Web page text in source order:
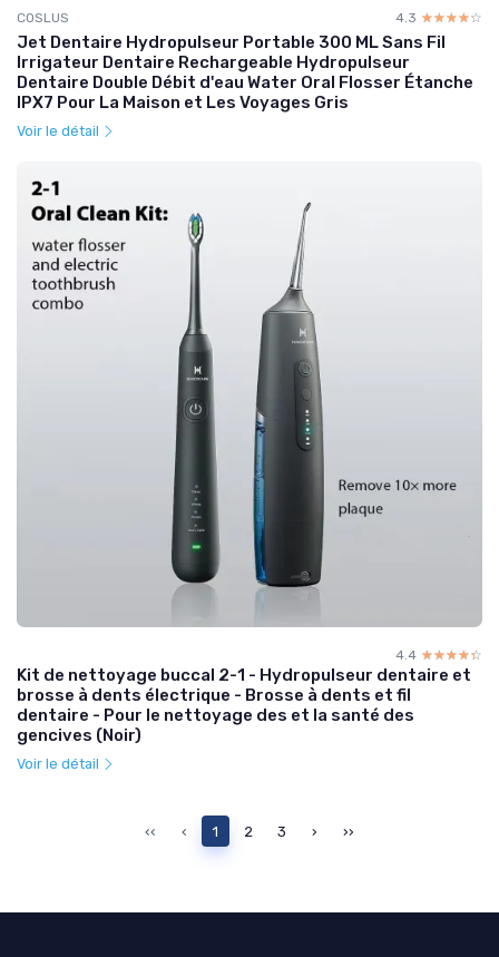
COSLUS 4.3 ☆☆☆☆☆
★★★★★
Jet Dentaire Hydropulseur Portable 300 ML Sans Fil
Irrigateur Dentaire Rechargeable Hydropulseur
Dentaire Double Débit d'eau Water Oral Flosser Étanche
IPX7 Pour La Maison et Les Voyages Gris
Voir le détail
4.4 ☆☆☆☆☆
★★★★★
Kit de nettoyage buccal 2-1 - Hydropulseur dentaire et
brosse à dents électrique - Brosse à dents et fil
dentaire - Pour le nettoyage des et la santé des
gencives (Noir)
Voir le détail
‹‹ ‹ 1 2 3 › ››